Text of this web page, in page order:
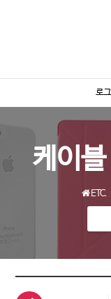
로
케이
ETC.